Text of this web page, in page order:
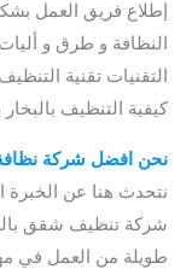
إطلاع فريق العمل
النظافة و طرق و
التقنيات تقنية
كيفية التنظيف
نحن افضل شركة
نتحدث هنا عن
شركة تنظيف شقق
طويلة من العمل في